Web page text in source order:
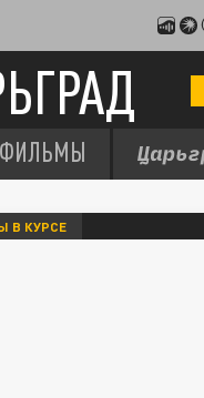
ФИЛЬМЫ
В КУРСЕ